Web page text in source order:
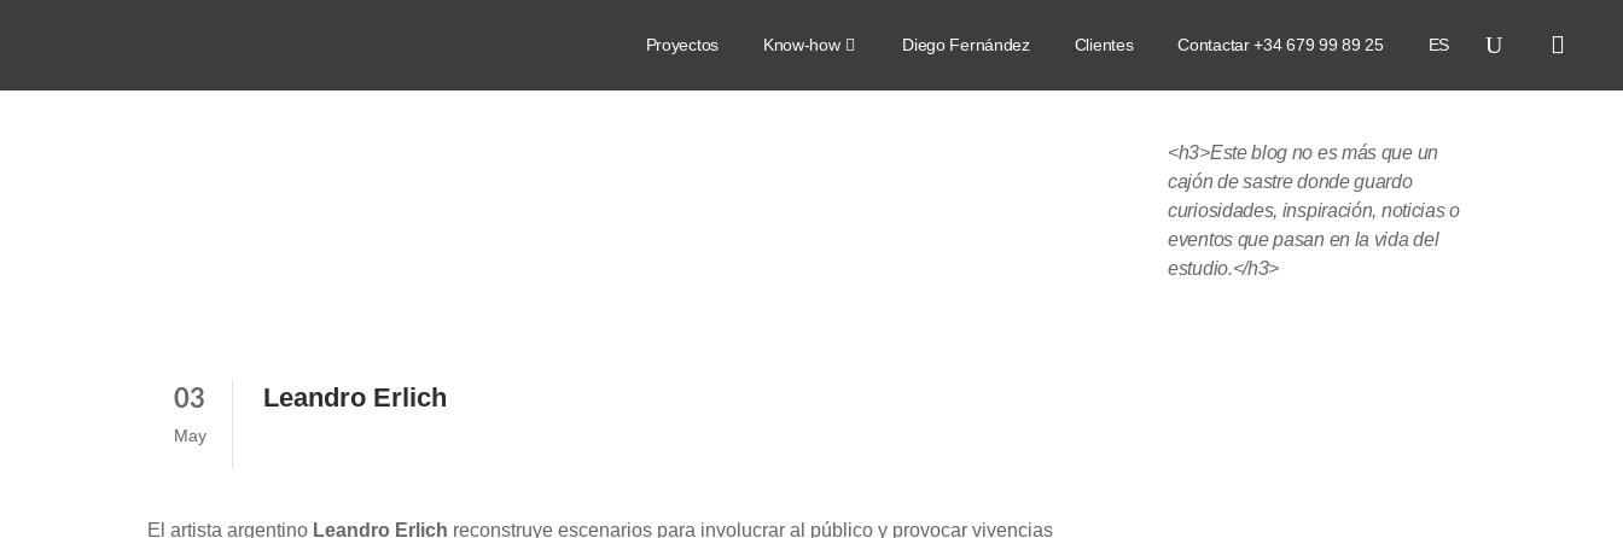
Proyectos Know-how Diego Fernández Clientes Contactar +34 679 99 89 25 ES
03
May
Leandro Erlich
El artista argentino Leandro Erlich reconstruye escenarios para involucrar al público y provocar vivencias
<h3>Este blog no es más que un
cajón de sastre donde guardo
curiosidades, inspiración, noticias o
eventos que pasan en la vida del
estudio.</h3>